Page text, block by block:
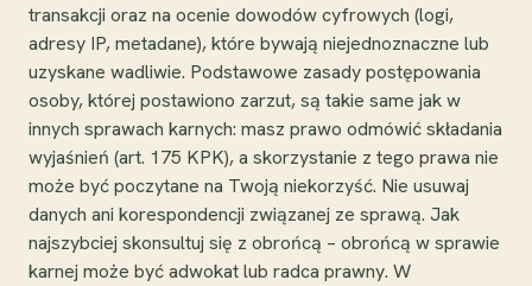
transakcji oraz na ocenie dowodów cyfrowych (logi,
adresy IP, metadane), które bywają niejednoznaczne lub
uzyskane wadliwie. Podstawowe zasady postępowania
osoby, której postawiono zarzut, są takie same jak w
innych sprawach karnych: masz prawo odmówić składania
wyjaśnień (art. 175 KPK), a skorzystanie z tego prawa nie
może być poczytane na Twoją niekorzyść. Nie usuwaj
danych ani korespondencji związanej ze sprawą. Jak
najszybciej skonsultuj się z obrońcą – obrońcą w sprawie
karnej może być adwokat lub radca prawny. W